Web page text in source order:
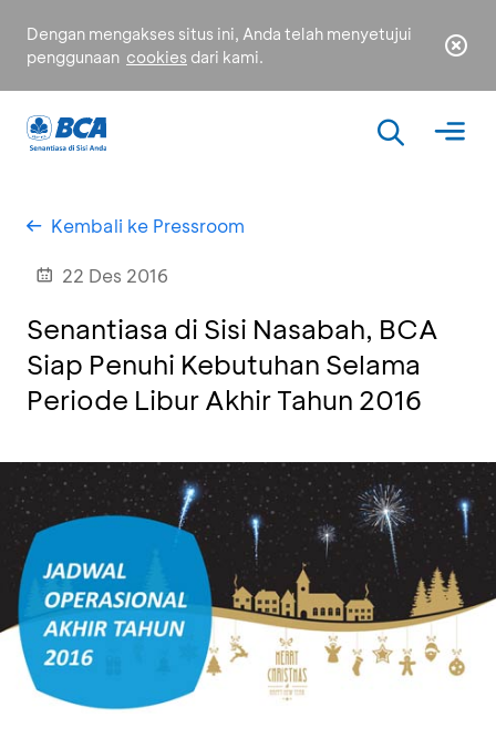
Dengan mengakses situs ini, Anda telah menyetujui
penggunaan cookies dari kami.
Kembali ke Pressroom
22 Des 2016
Senantiasa di Sisi Nasabah, BCA
Siap Penuhi Kebutuhan Selama
Periode Libur Akhir Tahun 2016